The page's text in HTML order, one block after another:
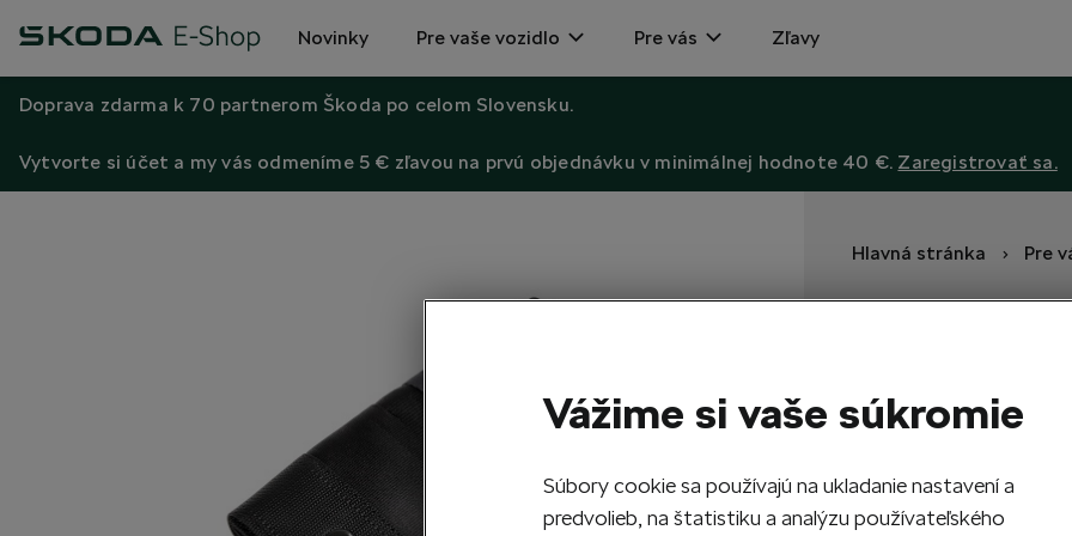
Novinky Pre vaše vozidlo Pre vás Zľavy
Doprava zdarma k 70 partnerom Škoda po celom Slovensku.
Vytvorte si účet a my vás odmeníme 5 € zľavou na prvú objednávku v minimálnej hodnote 40 €. Zaregistrovať sa.
Hlavná stránka Pre
Z recyklovaných
1
Vážime si vaše súkromie
Súbory cookie sa používajú na ukladanie nastavení a
predvolieb, na štatistiku a analýzu používateľského